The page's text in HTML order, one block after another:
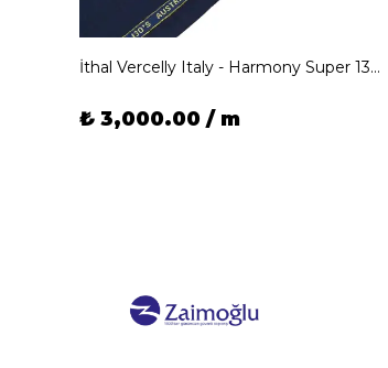
İthal Vercelly Italy - Harmony Super 130's Mevsimlik Kumaş
₺ 3,000.00 / m